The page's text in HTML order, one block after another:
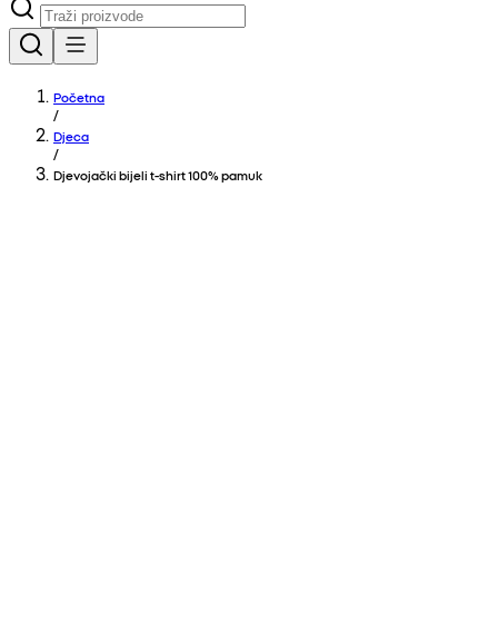
Početna
/
Djeca
/
Djevojački bijeli t-shirt 100% pamuk